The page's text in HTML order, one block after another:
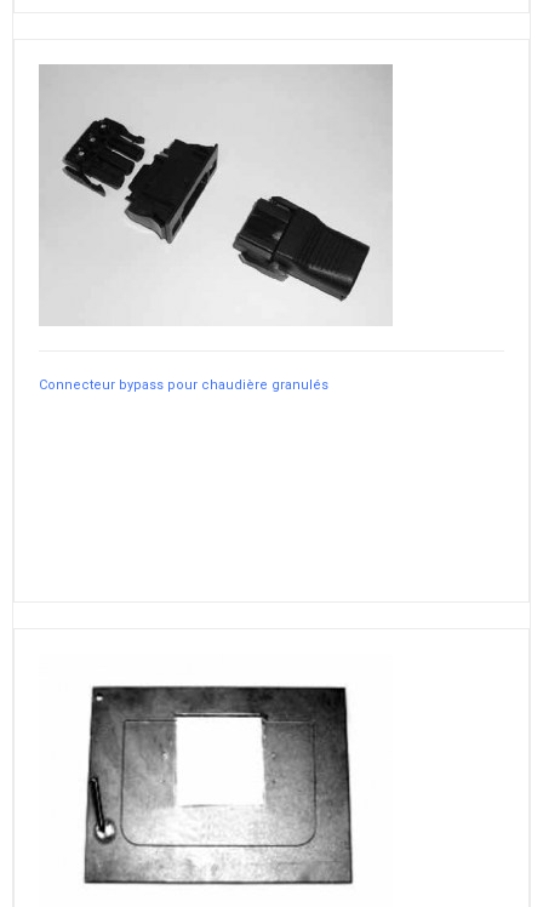
Connecteur bypass pour chaudière granulés